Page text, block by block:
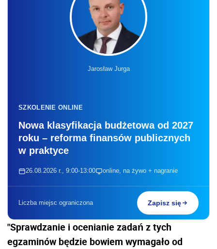
Jarosław Jurga
SZKOLENIE ONLINE
Nowa klasyfikacja budżetowa od 2027
roku – reforma finansów publicznych
w praktyce
26.08.2026 r., 9:00-13:00 online, na żywo + nagranie
Liczba miejsc ograniczona Zapisz się
"Sprawdzanie i ocenianie zadań z tych
egzaminów będzie bowiem wymagało od